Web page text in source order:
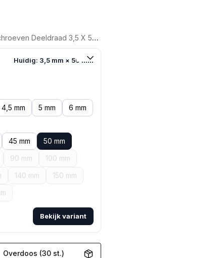
3,5 X 50 TX-10 Verzinkt 200 Stuks
Huidig: 3,5 mm × 50 mm
4,5 mm 5 mm 6 mm
45 mm
50 mm
90 mm
100 mm
140 mm
150 mm
Bekijk variant
Overdoos (30 st.)